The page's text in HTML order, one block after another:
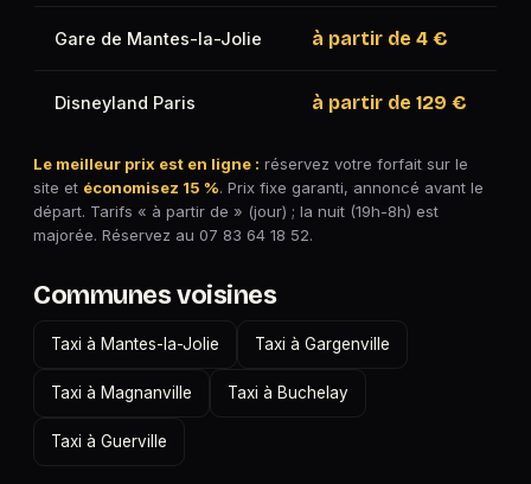
Gare de Mantes-la-Jolie à partir de 4 €
Disneyland Paris à partir de 129 €
Le meilleur prix est en ligne : réservez votre forfait sur le
site et économisez 15 %. Prix fixe garanti, annoncé avant le
départ. Tarifs « à partir de » (jour) ; la nuit (19h-8h) est
majorée. Réservez au 07 83 64 18 52.
Communes voisines
Taxi à Mantes-la-Jolie Taxi à Gargenville
Taxi à Magnanville Taxi à Buchelay
Taxi à Guerville